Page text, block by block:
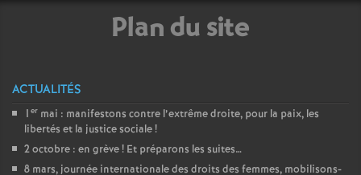
g
Plan du site
ACTUALITÉS
1 er mai : manifestons contre l’extrême droite, pour la paix, les
libertés et la justice sociale!
2 octobre : en grève! Et préparons les suites…
8 mars, journée internationale des droits des femmes, mobilisons-